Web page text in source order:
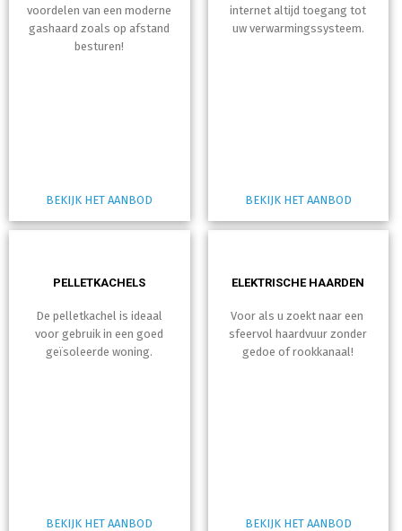
voordelen van een moderne
gashaard zoals op afstand
besturen!
BEKIJK HET AANBOD
internet altijd toegang tot
uw verwarmingssysteem.
BEKIJK HET AANBOD
PELLETKACHELS
De pelletkachel is ideaal
voor gebruik in een goed
geïsoleerde woning.
BEKIJK HET AANBOD
ELEKTRISCHE HAARDEN
Voor als u zoekt naar een
sfeervol haardvuur zonder
gedoe of rookkanaal!
BEKIJK HET AANBOD